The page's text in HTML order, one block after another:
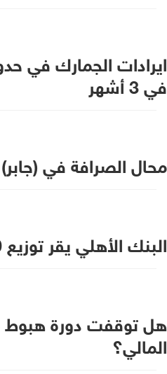
ايرادات الجمارك في
في 3 أشهر
محال الصرافة في
البنك الأهلي يقر توزيع 10% أرباحاً نقدية
هل توقفت دورة
المالي؟